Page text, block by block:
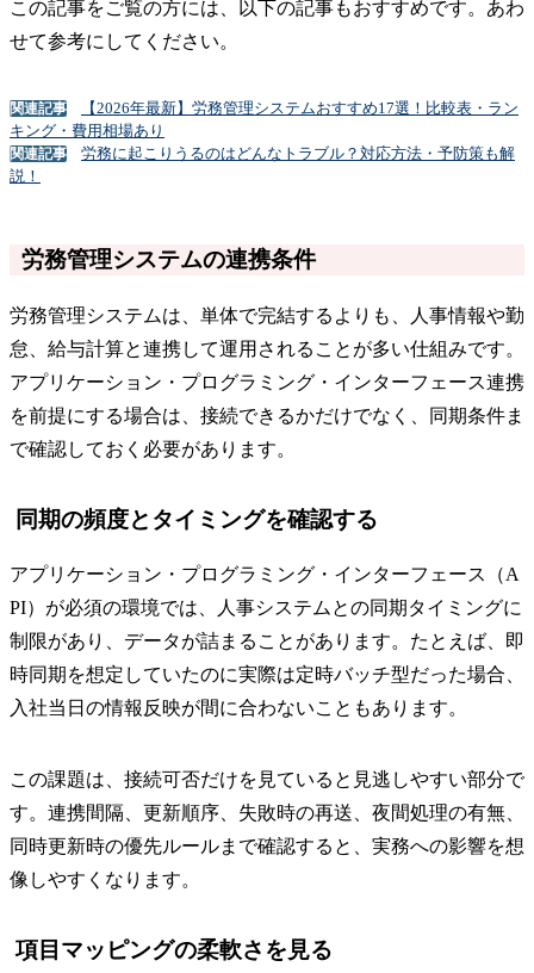
この記事をご覧の方には、以下の記事もおすすめです。あわ
せて参考にしてください。
関連記事
【2026年最新】労務管理システムおすすめ17選！比較表・ラン
キング・費用相場あり
関連記事
労務に起こりうるのはどんなトラブル？対応方法・予防策も解
説！
労務管理システムの連携条件
労務管理システムは、単体で完結するよりも、人事情報や勤
怠、給与計算と連携して運用されることが多い仕組みです。
アプリケーション・プログラミング・インターフェース連携
を前提にする場合は、接続できるかだけでなく、同期条件ま
で確認しておく必要があります。
同期の頻度とタイミングを確認する
アプリケーション・プログラミング・インターフェース（A
PI）が必須の環境では、人事システムとの同期タイミングに
制限があり、データが詰まることがあります。たとえば、即
時同期を想定していたのに実際は定時バッチ型だった場合、
入社当日の情報反映が間に合わないこともあります。
この課題は、接続可否だけを見ていると見逃しやすい部分で
す。連携間隔、更新順序、失敗時の再送、夜間処理の有無、
同時更新時の優先ルールまで確認すると、実務への影響を想
像しやすくなります。
項目マッピングの柔軟さを見る